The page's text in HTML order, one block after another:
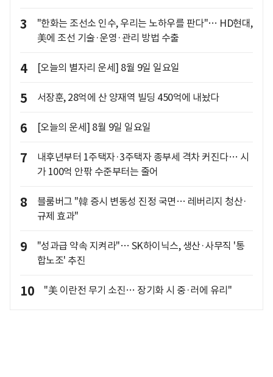
3
"한화는 조선소 인수, 우리는 노하우를 판다"… HD현대,
美에 조선 기술·운영·관리 방법 수출
4 [오늘의 별자리 운세] 8월 9일 일요일
5 서장훈, 28억에 산 양재역 빌딩 450억에 내놨다
6 [오늘의 운세] 8월 9일 일요일
7
내후년부터 1주택자·3주택자 종부세 격차 커진다… 시
가 100억 안팎 수준부터는 줄어
8
블룸버그 "韓 증시 변동성 진정 국면… 레버리지 청산·
규제 효과"
9
"성과급 약속 지켜라"… SK하이닉스, 생산·사무직 '통
합노조' 추진
10 "美 이란전 무기 소진… 장기화 시 중·러에 유리"